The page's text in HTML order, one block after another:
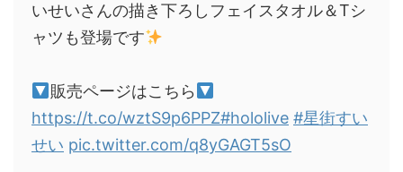
いせいさんの描き下ろしフェイスタオル＆Tシ
ャツも登場です
販売ページはこちら
https://t.co/wztS9p6PPZ#hololive #星街すい
せい pic.twitter.com/q8yGAGT5sO